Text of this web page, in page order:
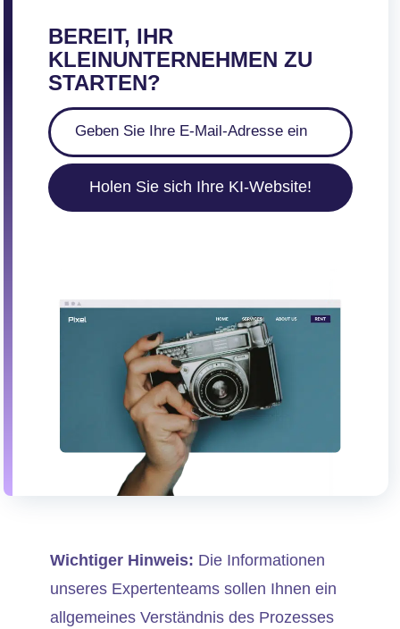
BEREIT, IHR
KLEINUNTERNEHMEN ZU
STARTEN?
Holen Sie sich Ihre KI-Website!
Wichtiger Hinweis: Die Informationen
unseres Expertenteams sollen Ihnen ein
allgemeines Verständnis des Prozesses